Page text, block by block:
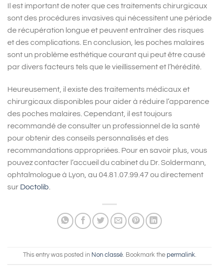
Il est important de noter que ces traitements chirurgicaux
sont des procédures invasives qui nécessitent une période
de récupération longue et peuvent entraîner des risques
et des complications. En conclusion, les poches malaires
sont un problème esthétique courant qui peut être causé
par divers facteurs tels que le vieillissement et l’hérédité.
Heureusement, il existe des traitements médicaux et
chirurgicaux disponibles pour aider à réduire l’apparence
des poches malaires. Cependant, il est toujours
recommandé de consulter un professionnel de la santé
pour obtenir des conseils personnalisés et des
recommandations appropriées. Pour en savoir plus, vous
pouvez contacter l’accueil du cabinet du Dr. Soldermann,
ophtalmologue à Lyon, au 04.81.07.99.47 ou directement
sur Doctolib
This entry was posted in Non classé. Bookmark the permalink.